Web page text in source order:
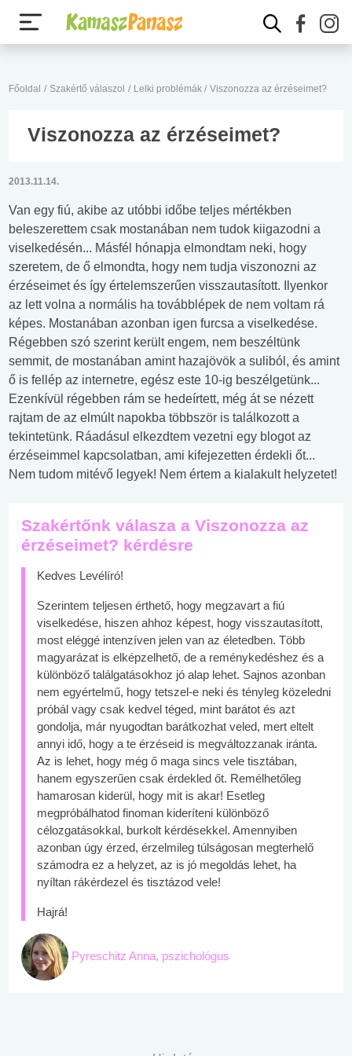
Főoldal / Szakértő válaszol / Lelki problémák / Viszonozza az érzéseimet?
Viszonozza az érzéseimet?
2013.11.14.
Van egy fiú, akibe az utóbbi időbe teljes mértékben
beleszerettem csak mostanában nem tudok kiigazodni a
viselkedésén... Másfél hónapja elmondtam neki, hogy
szeretem, de ő elmondta, hogy nem tudja viszonozni az
érzéseimet és így értelemszerűen visszautasított. Ilyenkor
az lett volna a normális ha továbblépek de nem voltam rá
képes. Mostanában azonban igen furcsa a viselkedése.
Régebben szó szerint került engem, nem beszéltünk
semmit, de mostanában amint hazajövök a suliból, és amint
ő is fellép az internetre, egész este 10-ig beszélgetünk...
Ezenkívül régebben rám se hedeírtett, még át se nézett
rajtam de az elmúlt napokba többször is találkozott a
tekintetünk. Ráadásul elkezdtem vezetni egy blogot az
érzéseimmel kapcsolatban, ami kifejezetten érdekli őt...
Nem tudom mitévő legyek! Nem értem a kialakult helyzetet!
Szakértőnk válasza a Viszonozza az
érzéseimet? kérdésre
Kedves Levélíró!
Szerintem teljesen érthető, hogy megzavart a fiú
viselkedése, hiszen ahhoz képest, hogy visszautasított,
most eléggé intenzíven jelen van az életedben. Több
magyarázat is elképzelhető, de a reménykedéshez és a
különböző találgatásokhoz jó alap lehet. Sajnos azonban
nem egyértelmű, hogy tetszel-e neki és tényleg közeledni
próbál vagy csak kedvel téged, mint barátot és azt
gondolja, már nyugodtan barátkozhat veled, mert eltelt
annyi idő, hogy a te érzéseid is megváltozzanak iránta.
Az is lehet, hogy még ő maga sincs vele tisztában,
hanem egyszerűen csak érdekled őt. Remélhetőleg
hamarosan kiderül, hogy mit is akar! Esetleg
megpróbálhatod finoman kideríteni különböző
célozgatásokkal, burkolt kérdésekkel. Amennyiben
azonban úgy érzed, érzelmileg túlságosan megterhelő
számodra ez a helyzet, az is jó megoldás lehet, ha
nyíltan rákérdezel és tisztázod vele!
Hajrá!
Pyreschitz Anna, pszichológus